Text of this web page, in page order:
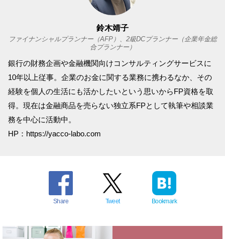
鈴木靖子
ファイナンシャルプランナー（AFP）、2級DCプランナー（企業年金総
合プランナー）
銀行の財務企画や金融機関向けコンサルティングサービスに
10年以上従事。企業のお金に関する業務に携わるなか、その
経験を個人の生活にも活かしたいという思いからFP資格を取
得。現在は金融商品を売らない独立系FPとして執筆や相談業
務を中心に活動中。
HP：https://yacco-labo.com
Share Tweet Bookmark